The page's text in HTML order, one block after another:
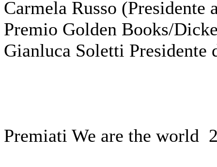
Carmela Russo
Premio Golden Books/
Gianluca Soletti
Premiati We are the world